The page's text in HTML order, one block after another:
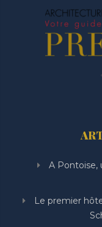
A Pontoise,
Le premier